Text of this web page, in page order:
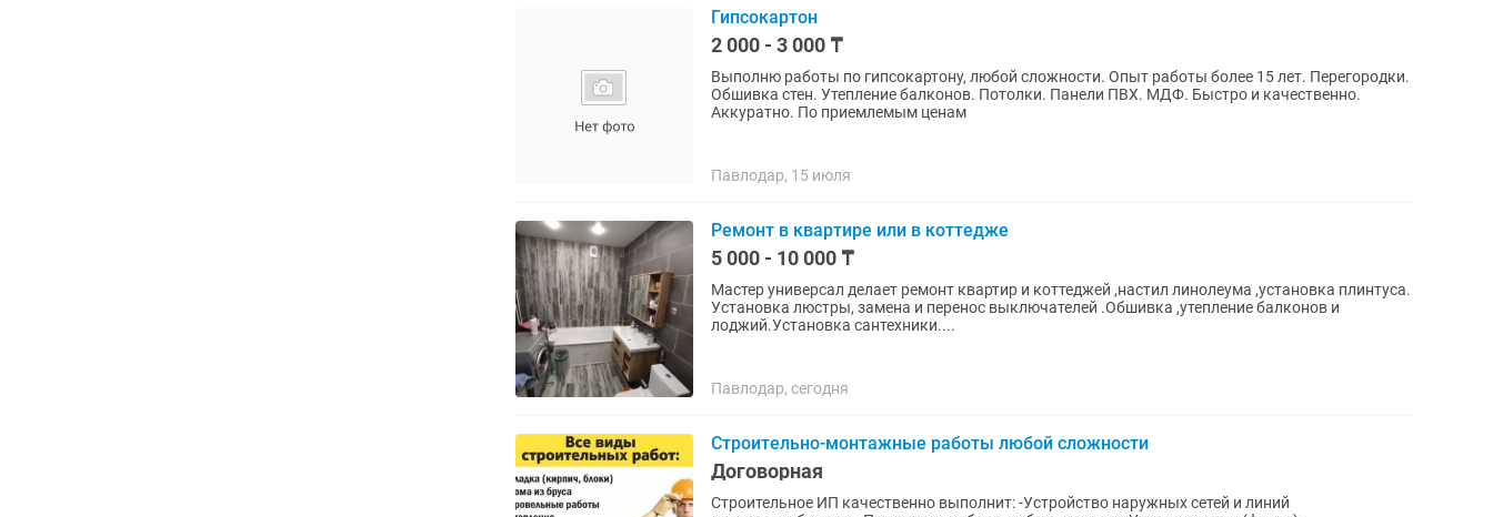
Гипсокартон
2 000 - 3 000 ₸
Выполню работы по гипсокартону, любой сложности. Опыт работы более 15 лет. Перегородки.
Обшивка стен. Утепление балконов. Потолки. Панели ПВХ. МДФ. Быстро и качественно.
Аккуратно. По приемлемым ценам
Павлодар, 15 июля
Ремонт в квартире или в коттедже
5 000 - 10 000 ₸
Мастер универсал делает ремонт квартир и коттеджей ,настил линолеума ,установка плинтуса.
Установка люстры, замена и перенос выключателей .Обшивка ,утепление балконов и
лоджий.Установка сантехники....
Павлодар, сегодня
Строительно-монтажные работы любой сложности
Договорная
Строительное ИП качественно выполнит: -Устройство наружных сетей и линий